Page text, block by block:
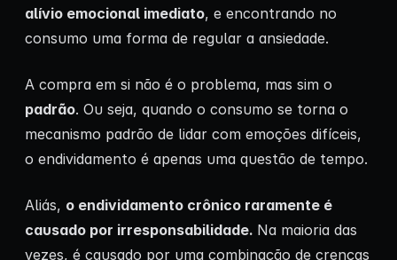
alívio emocional imediato, e encontrando no
consumo uma forma de regular a ansiedade.
A compra em si não é o problema, mas sim o
padrão. Ou seja, quando o consumo se torna o
mecanismo padrão de lidar com emoções difíceis,
o endividamento é apenas uma questão de tempo.
Aliás, o endividamento crônico raramente é
causado por irresponsabilidade. Na maioria das
vezes, é causado por uma combinação de crenças